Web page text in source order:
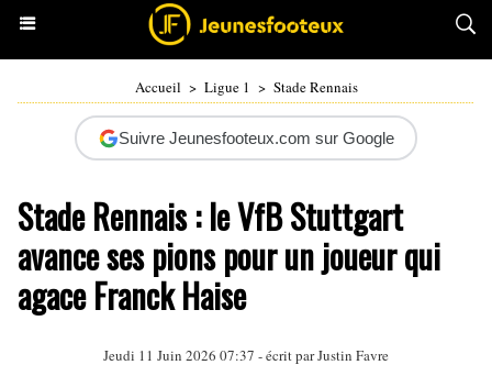
Accueil > Ligue 1 > Stade Rennais
Suivre Jeunesfooteux.com sur Google
Stade Rennais : le VfB Stuttgart
avance ses pions pour un joueur qui
agace Franck Haise
Jeudi 11 Juin 2026 07:37 - écrit parJustin Favre